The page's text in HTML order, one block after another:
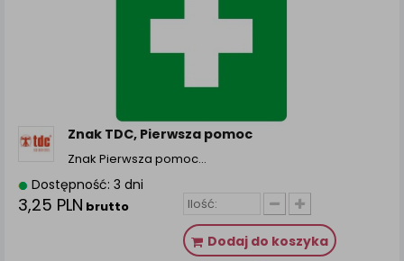
Znak TDC, Pierwsza pomoc
Znak Pierwsza pomoc…
Dostępność: 3 dni
3,25 PLN brutto
Dodaj do koszyka
umożliwić prawidłową realizację Umowy z Państwem i
www, a w szczególności np. wysłanie potwierdzenia
Państwu prawidłowych informacji o promocjach czy
cenach indywidualnych, ważna jest Państwa
wcześniejsza zgoda której udzieliliście podczas
zakładania konta.
Każda Państwa zgoda jest dobrowolna i można ją w
dowolnym momencie wycofać.
Polityka prywatności (rozwiń)